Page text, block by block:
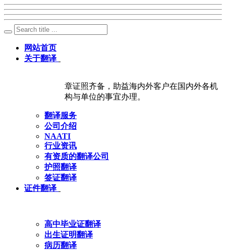
网站首页
关于翻译
章证照齐备，助益海内外客户在国内外各机
构与单位的事宜办理。
翻译服务
公司介绍
NAATI
行业资讯
有资质的翻译公司
护照翻译
签证翻译
证件翻译
高中毕业证翻译
出生证明翻译
病历翻译